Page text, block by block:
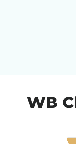
WB